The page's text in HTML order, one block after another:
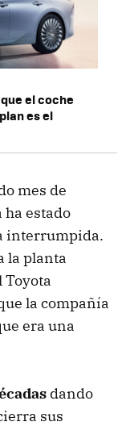
el coche
es el
mes de
estado
interrumpida.
la planta
la compañía
era una
dando
sus